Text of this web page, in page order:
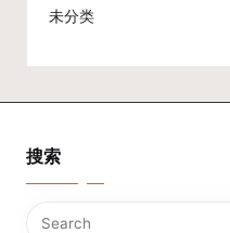
未分类
搜索